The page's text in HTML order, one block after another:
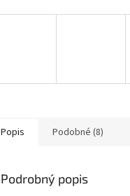
Popis Podobné (8)
Podrobný popis